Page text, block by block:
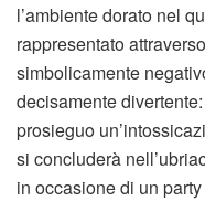
l’ambiente dorato nel
rappresentato
simbolicamente
decisamente
prosieguo
si concluderà
in occasione di un